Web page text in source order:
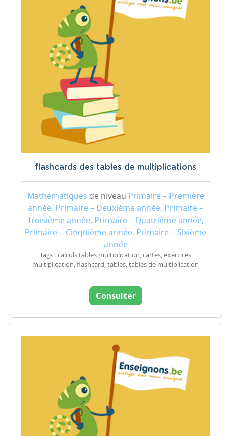
flashcards des tables de multiplications
Mathématiques de niveau Primaire – Première
année, Primaire – Deuxième année, Primaire –
Troisième année, Primaire – Quatrième année,
Primaire – Cinquième année, Primaire – Sixième
année
Tags : calculs tables multiplication, cartes, exercices
multiplication, flashcard, tables, tables de multiplication
Consulter